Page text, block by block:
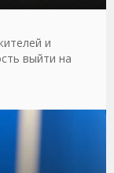
и
выйти на